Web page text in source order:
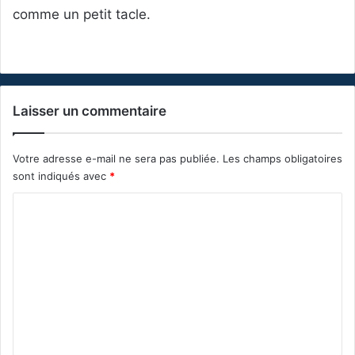
comme un petit tacle.
Laisser un commentaire
Votre adresse e-mail ne sera pas publiée. Les champs obligatoires
sont indiqués avec *